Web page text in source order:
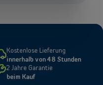
Kostenlose Lieferung
innerhalb von 48 Stunden
2 Jahre Garantie
beim Kauf